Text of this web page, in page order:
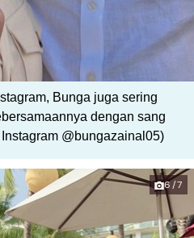
Bunga juga sering
dengan sang
@bungazainal05)
6/7